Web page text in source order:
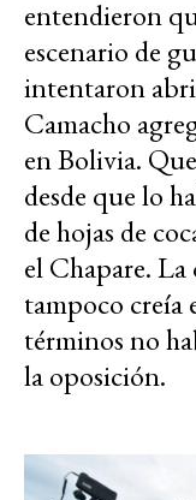
entendieron
escenario de
intentaron
Camacho
en Bolivia.
desde que lo
de hojas de
el Chapare.
tampoco creía
términos no
la oposición.